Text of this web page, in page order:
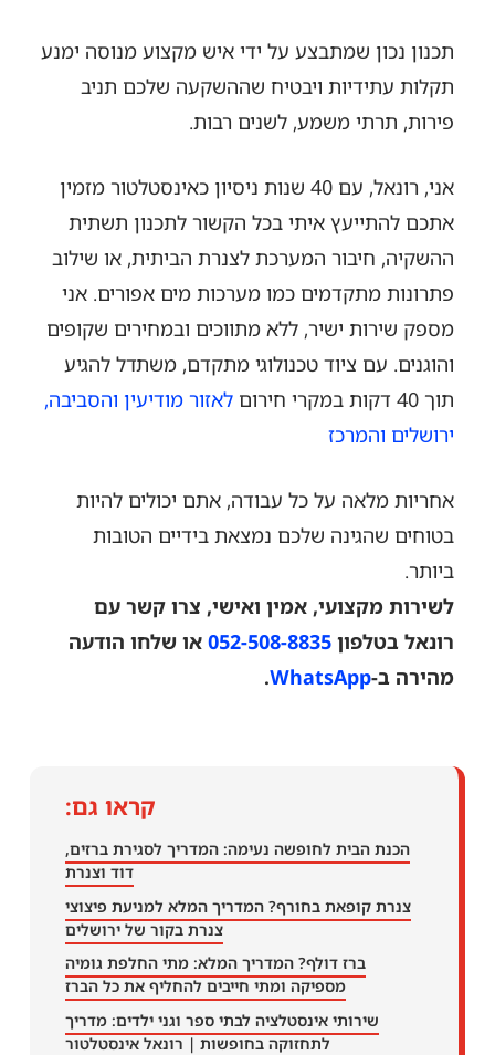
תכנון נכון שמתבצע על ידי איש מקצוע מנוסה ימנע
תקלות עתידיות ויבטיח שההשקעה שלכם תניב
פירות, תרתי משמע, לשנים רבות.
אני, רונאל, עם 40 שנות ניסיון כאינסטלטור מזמין
אתכם להתייעץ איתי בכל הקשור לתכנון תשתית
ההשקיה, חיבור המערכת לצנרת הביתית, או שילוב
פתרונות מתקדמים כמו מערכות מים אפורים. אני
מספק שירות ישיר, ללא מתווכים ובמחירים שקופים
והוגנים. עם ציוד טכנולוגי מתקדם, משתדל להגיע
תוך 40 דקות במקרי חירום
לאזור מודיעין והסביבה,
ירושלים והמרכז
אחריות מלאה על כל עבודה, אתם יכולים להיות
בטוחים שהגינה שלכם נמצאת בידיים הטובות
ביותר.
לשירות מקצועי, אמין ואישי, צרו קשר עם
רונאל בטלפון 052-508-8835או שלחו הודעה
מהירה ב-WhatsApp
.
קראו גם:
הכנת הבית לחופשה נעימה: המדריך לסגירת ברזים,
דוד וצנרת
צנרת קופאת בחורף? המדריך המלא למניעת פיצוצי
צנרת בקור של ירושלים
ברז דולף? המדריך המלא: מתי החלפת גומיה
מספיקה ומתי חייבים להחליף את כל הברז
שירותי אינסטלציה לבתי ספר וגני ילדים: מדריך
לתחזוקה בחופשות | רונאל אינסטלטור